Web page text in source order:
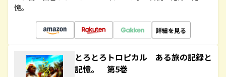
憶。
詳細を見る
とろとろトロピカル ある旅の記録と
記憶。 第5巻